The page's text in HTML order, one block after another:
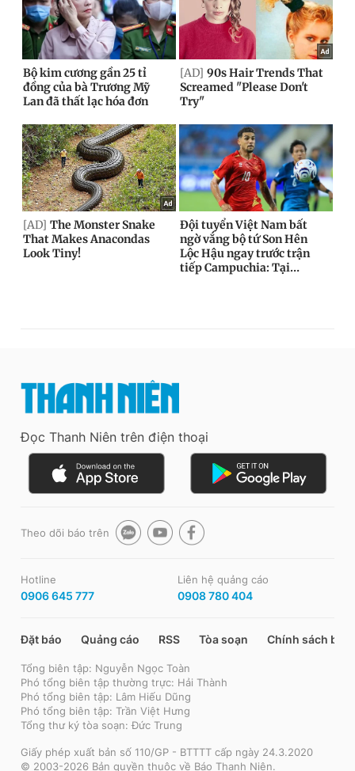
Đọc Thanh Niên trên điện thoại
Theo dõi báo trên
Hotline
0906 645 777
Liên hệ quảng cáo
0908 780 404
Đặt báo Quảng cáo RSS Tòa soạn Chính sách bảo
Tổng biên tập: Nguyễn Ngọc Toàn
Phó tổng biên tập thường trực: Hải Thành
Phó tổng biên tập: Lâm Hiếu Dũng
Phó tổng biên tập: Trần Việt Hưng
Tổng thư ký tòa soạn: Đức Trung
Giấy phép xuất bản số 110/GP - BTTTT cấp ngày 24.3.2020
© 2003-2026 Bản quyền thuộc về Báo Thanh Niên.